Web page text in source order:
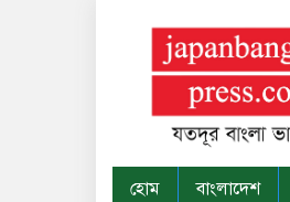
হোম বাংলাদেশ